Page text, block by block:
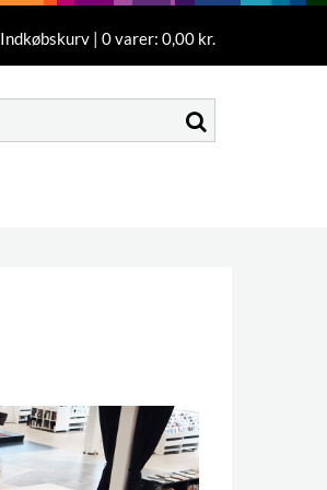
Indkøbskurv | 0varer: 0,00 kr.